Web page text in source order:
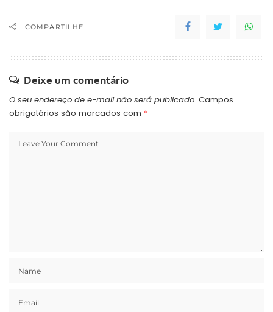
COMPARTILHE
Deixe um comentário
O seu endereço de e-mail não será publicado. Campos
obrigatórios são marcados com *